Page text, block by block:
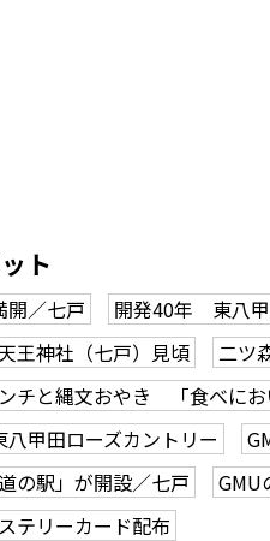
ト
／七戸
開発40年 東八甲
王神社（七戸）見頃
二ツ
チと縄文おやき 「食べに
甲田ローズカントリー
の駅」が開設／七戸
テリーカード配布